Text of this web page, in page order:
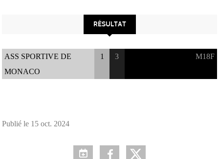
RÉSULTAT
ASS SPORTIVE DE
MONACO
1 3 M18F
Publié le 15 oct. 2024